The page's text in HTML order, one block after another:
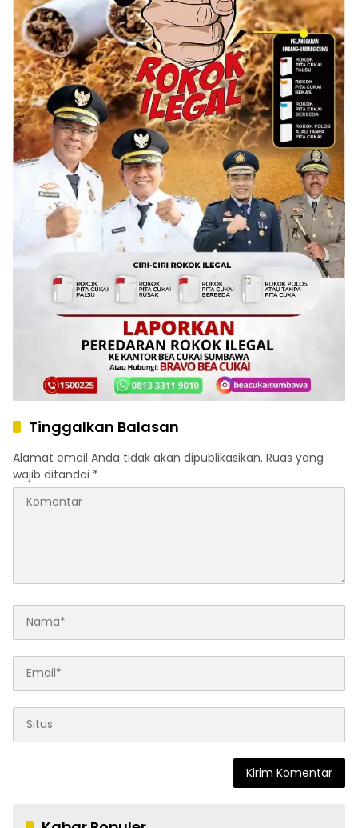
Tinggalkan Balasan
Alamat email Anda tidak akan dipublikasikan. Ruas yang
wajib ditandai *